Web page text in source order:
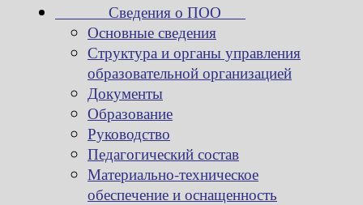
Сведения о ПОО
Основные сведения
Структура и органы управления
образовательной организацией
Документы
Образование
Руководство
Педагогический состав
Материально-техническое
обеспечение и оснащенность